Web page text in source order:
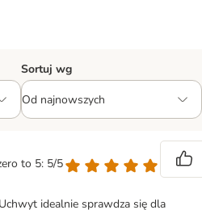
Sortuj wg
to 5: 5/5
idealnie sprawdza się dla